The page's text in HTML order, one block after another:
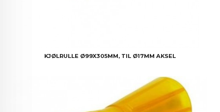
KJØLRULLE Ø99X305MM, TIL Ø17MM AKSEL